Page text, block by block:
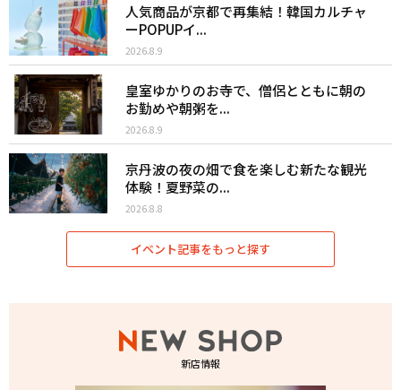
人気商品が京都で再集結！韓国カルチャ
ーPOPUPイ...
2026.8.9
皇室ゆかりのお寺で、僧侶とともに朝の
お勤めや朝粥を...
2026.8.9
京丹波の夜の畑で食を楽しむ新たな観光
体験！夏野菜の...
2026.8.8
イベント記事をもっと探す
新店情報